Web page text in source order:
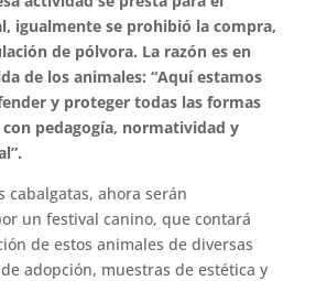
igualmente se prohibió la compra,
de pólvora. La razón es en
de los animales: “Aquí estamos
y proteger todas las formas
pedagogía, normatividad y
cabalgatas, ahora serán
un festival canino, que contará
de estos animales de diversas
adopción, muestras de estética y